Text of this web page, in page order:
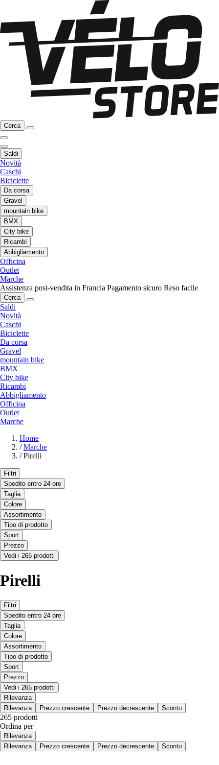
Cerca
Saldi
Novità
Caschi
Biciclette
Da corsa
Gravel
mountain bike
BMX
City bike
Ricambi
Abbigliamento
Officina
Outlet
Marche
Assistenza post-vendita in Francia Pagamento sicuro Reso facile
Cerca
Saldi
Novità
Caschi
Biciclette
Da corsa
Gravel
mountain bike
BMX
City bike
Ricambi
Abbigliamento
Officina
Outlet
Marche
Home
/ Marche
/ Pirelli
Filtri
Spedito entro 24 ore
Taglia
Colore
Assortimento
Tipo di prodotto
Sport
Prezzo
Vedi i 265 prodotti
Pirelli
Filtri
Spedito entro 24 ore
Taglia
Colore
Assortimento
Tipo di prodotto
Sport
Prezzo
Vedi i 265 prodotti
Rilevanza
Rilevanza
Prezzo crescente Prezzo decrescente Sconto
265 prodotti
Ordina per
Rilevanza
Rilevanza
Prezzo crescente Prezzo decrescente Sconto